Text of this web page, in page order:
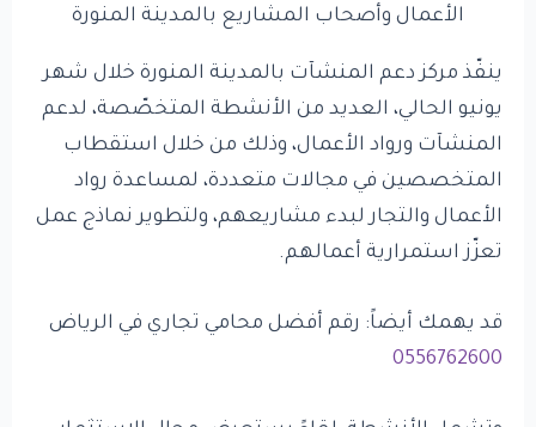
الأعمال وأصحاب المشاريع بالمدينة المنورة
ينفّذ مركز دعم المنشآت بالمدينة المنورة خلال شهر
يونيو الحالي، العديد من الأنشطة المتخصّصة، لدعم
المنشآت ورواد الأعمال، وذلك من خلال استقطاب
المتخصصين في مجالات متعددة، لمساعدة رواد
الأعمال والتجار لبدء مشاريعهم، ولتطوير نماذج عمل
تعزّز استمرارية أعمالهم.
قد يهمك أيضاً: رقم أفضل محامي تجاري في الرياض
0556762600